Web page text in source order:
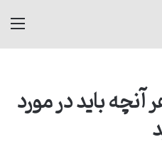
باید در مورد